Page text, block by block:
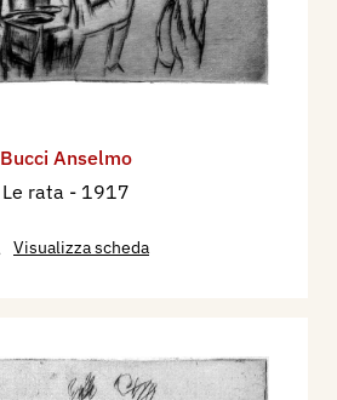
Bucci Anselmo
Le rata - 1917
Visualizza scheda